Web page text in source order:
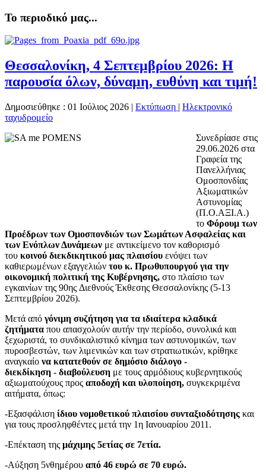
Το περιοδικό μας...
Θεσσαλονίκη, 4 Σεπτεμβρίου 2026: Η
παρουσία όλων, δύναμη, ευθύνη και τιμή!
Δημοσιεύθηκε : 01 Ιούλιος 2026 | Εκτύπωση | Ηλεκτρονικό
ταχυδρομείο
Συνεδρίασε στις
29.06.2026 στα
Γραφεία της
Πανελλήνιας
Ομοσπονδίας
Αξιωματικών
Αστυνομίας
(Π.Ο.ΑΞΙ.Α.)
το Φόρουμ των
Προέδρων των Ομοσπονδιών των Σωμάτων Ασφαλείας και
των Ενόπλων Δυνάμεων με αντικείμενο τον καθορισμό
του κοινού διεκδικητικού μας πλαισίου ενόψει των
καθιερωμένων εξαγγελιών του κ. Πρωθυπουργού για την
οικονομική πολιτική της Κυβέρνησης, στο πλαίσιο των
εγκαινίων της 90ης Διεθνούς Έκθεσης Θεσσαλονίκης (5-13
Σεπτεμβρίου 2026).
Μετά από γόνιμη συζήτηση για τα ιδιαίτερα κλαδικά
ζητήματα που απασχολούν αυτήν την περίοδο, συνολικά και
ξεχωριστά, το συνδικαλιστικό κίνημα των αστυνομικών, των
πυροσβεστών, των λιμενικών και των στρατιωτικών, κρίθηκε
αναγκαίο να κατατεθούν σε δημόσιο διάλογο -
διεκδίκηση - διαβούλευση με τους αρμόδιους κυβερνητικούς
αξιωματούχους προς αποδοχή και υλοποίηση, συγκεκριμένα
αιτήματα, όπως:
-Εξασφάλιση ίδιου νομοθετικού πλαισίου συνταξιοδότησης και
για τους προσληφθέντες μετά την 1η Ιανουαρίου 2011.
-Επέκταση της μάχιμης 5ετίας σε 7ετία.
-Αύξηση 5νθημέρου από 46 ευρώ σε 70 ευρώ.